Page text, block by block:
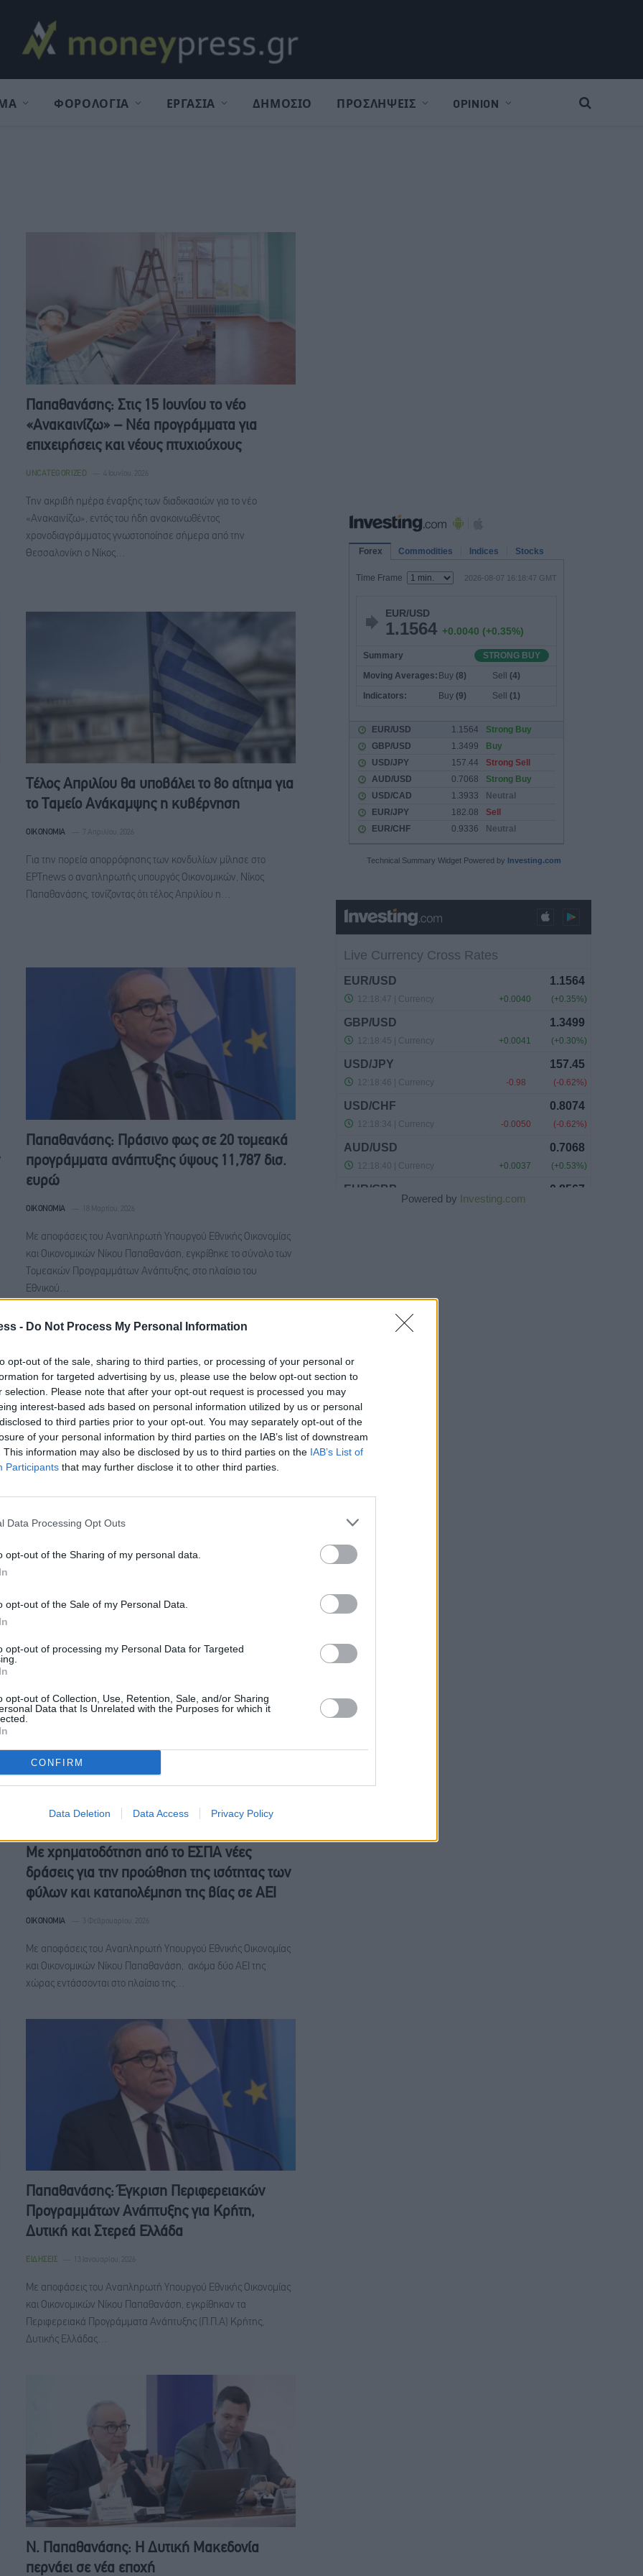
- Do Not Process My Personal Information
opt-out of the sale, sharing to third parties, or processing of your personal or
for targeted advertising by us, please use the below opt-out section to
selection. Please note that after your opt-out request is processed you may
interest-based ads based on personal information utilized by us or personal
to third parties prior to your opt-out. You may separately opt-out of the
of your personal information by third parties on the IAB’s list of downstream
This information may also be disclosed by us to third parties on the IAB’s List of
Participants that may further disclose it to other third parties.
Data Processing Opt Outs
opt-out of the Sharing of my personal data.
opt-out of the Sale of my Personal Data.
opt-out of processing my Personal Data for Targeted
opt-out of Collection, Use, Retention, Sale, and/or Sharing
Data that Is Unrelated with the Purposes for which it
CONFIRM
Data Deletion Data Access Privacy Policy
ΦΟΡΟΛΟΓΙΑ ΕΡΓΑΣΙΑ ΔΗΜΟΣΙΟ ΠΡΟΣΛΗΨΕΙΣ OPINION
Παπαθανάσης: Στις 15 Ιουνίου το νέο
«Ανακαινίζω» – Νέα προγράμματα για
επιχειρήσεις και νέους πτυχιούχους
UNCATEGORIZED 4 Ιουνίου, 2026
Την ακριβή ημέρα έναρξης των διαδικασιών για το νέο
«Ανακαινίζω», εντός του ήδη ανακοινωθέντος
χρονοδιαγράμματος γνωστοποίησε σήμερα από την
Θεσσαλονίκη ο Νίκος…
Tέλος Απριλίου θα υποβάλει το 8ο αίτημα για
το Ταμείο Ανάκαμψης η κυβέρνηση
ΟΙΚΟΝΟΜΊΑ 7 Απριλίου, 2026
Για την πορεία απορρόφησης των κονδυλίων μίλησε στο
ΕΡΤnews ο αναπληρωτής υπουργός Οικονομικών, Νίκος
Παπαθανάσης, τονίζοντας ότι τέλος Απριλίου η…
Παπαθανάσης: Πράσινο φως σε 20 τομεακά
προγράμματα ανάπτυξης ύψους 11,787 δισ.
ευρώ
ΟΙΚΟΝΟΜΊΑ 18 Μαρτίου, 2026
Με αποφάσεις του Αναπληρωτή Υπουργού Εθνικής Οικονομίας
και Οικονομικών Νίκου Παπαθανάση, εγκρίθηκε το σύνολο των
Τομεακών Προγραμμάτων Ανάπτυξης, στο πλαίσιο του
Εθνικού…
Παπαθανάσης: Νέες δράσεις για την
ενεργειακή αναβάθμιση δημόσιων κτηρίων
και Οικονομικών Νίκου Παπαθανάση εντάχθηκαν στο
2027», οι επεμβάσεις…
Με χρηματοδότηση από το ΕΣΠΑ νέες
δράσεις για την προώθηση της ισότητας των
φύλων και καταπολέμηση της βίας σε ΑΕΙ
ΟΙΚΟΝΟΜΊΑ 3 Φεβρουαρίου, 2026
Με αποφάσεις του Αναπληρωτή Υπουργού Εθνικής Οικονομίας
και Οικονομικών Νίκου Παπαθανάση, ακόμα δύο ΑΕΙ της
χώρας εντάσσονται στο πλαίσιο της…
Παπαθανάσης: Έγκριση Περιφερειακών
Προγραμμάτων Ανάπτυξης για Κρήτη,
Δυτική και Στερεά Ελλάδα
ΕΙΔΉΣΕΙΣ 13 Ιανουαρίου, 2026
Με αποφάσεις του Αναπληρωτή Υπουργού Εθνικής Οικονομίας
και Οικονομικών Νίκου Παπαθανάση, εγκρίθηκαν τα
Περιφερειακά Προγράμματα Ανάπτυξης (Π.Π.Α) Κρήτης,
Δυτικής Ελλάδας…
N. Παπαθανάσης: Η Δυτική Μακεδονία
περνάει σε νέα εποχή
Technical Summary Widget Powered by Investing.com
Powered by Investing.com